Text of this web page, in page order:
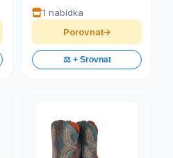
1 nabídka
Porovnat
⚖️ + Srovnat